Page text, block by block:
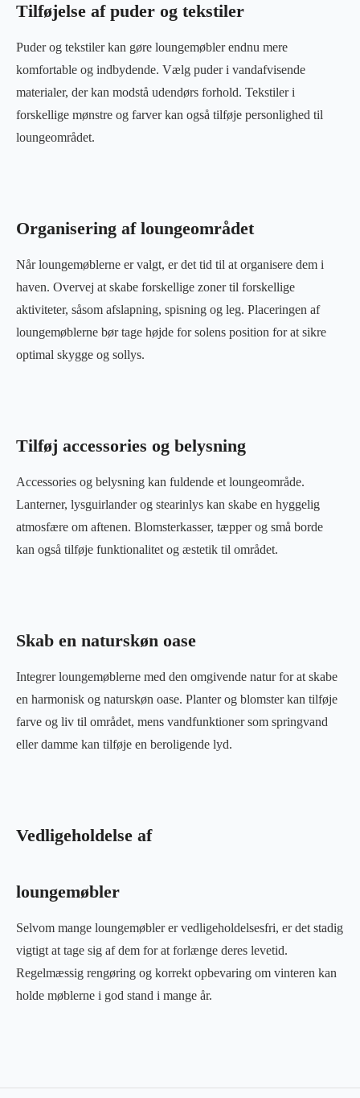
Tilføjelse af puder og tekstiler
Puder og tekstiler kan gøre loungemøbler endnu mere
komfortable og indbydende. Vælg puder i vandafvisende
materialer, der kan modstå udendørs forhold. Tekstiler i
forskellige mønstre og farver kan også tilføje personlighed til
loungeområdet.
Organisering af loungeområdet
Når loungemøblerne er valgt, er det tid til at organisere dem i
haven. Overvej at skabe forskellige zoner til forskellige
aktiviteter, såsom afslapning, spisning og leg. Placeringen af
loungemøblerne bør tage højde for solens position for at sikre
optimal skygge og sollys.
Tilføj accessories og belysning
Accessories og belysning kan fuldende et loungeområde.
Lanterner, lysguirlander og stearinlys kan skabe en hyggelig
atmosfære om aftenen. Blomsterkasser, tæpper og små borde
kan også tilføje funktionalitet og æstetik til området.
Skab en naturskøn oase
Integrer loungemøblerne med den omgivende natur for at skabe
en harmonisk og naturskøn oase. Planter og blomster kan tilføje
farve og liv til området, mens vandfunktioner som springvand
eller damme kan tilføje en beroligende lyd.
Vedligeholdelse af
loungemøbler
Selvom mange loungemøbler er vedligeholdelsesfri, er det stadig
vigtigt at tage sig af dem for at forlænge deres levetid.
Regelmæssig rengøring og korrekt opbevaring om vinteren kan
holde møblerne i god stand i mange år.